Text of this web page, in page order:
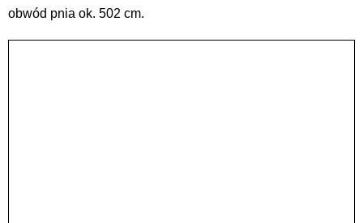
obwód pnia ok. 502 cm.